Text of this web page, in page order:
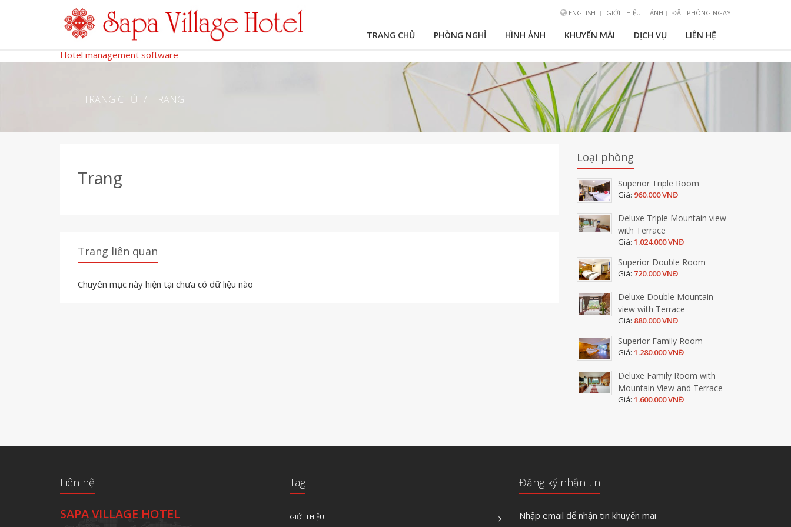
ENGLISH GIỚI THIỆU ẢNH ĐẶT PHÒNG NGAY
TRANG CHỦ PHÒNG NGHỈ HÌNH ẢNH KHUYẾN MÃI DỊCH VỤ LIÊN HỆ
Hotel management software
TRANG CHỦ / TRANG
Trang
Trang liên quan
Chuyên mục này hiện tại chưa có dữ liệu nào
Loại phòng
Superior Triple Room
Giá: 960.000 VNĐ
Deluxe Triple Mountain view
with Terrace
Giá: 1.024.000 VNĐ
Superior Double Room
Giá: 720.000 VNĐ
Deluxe Double Mountain
view with Terrace
Giá: 880.000 VNĐ
Superior Family Room
Giá: 1.280.000 VNĐ
Deluxe Family Room with
Mountain View and Terrace
Giá: 1.600.000 VNĐ
Liên hệ
SAPA VILLAGE HOTEL
Tag
GIỚI THIỆU
Đăng ký nhận tin
Nhập email để nhận tin khuyến mãi